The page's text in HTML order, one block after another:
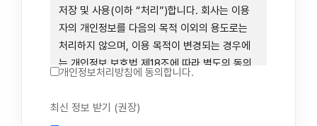
제1장 총칙
제1조 (목적)
저장 및 사용(이하 “처리”)합니다. 회사는 이용
자의 개인정보를 다음의 목적 이외의 용도로는
처리하지 않으며, 이용 목적이 변경되는 경우에
는 개인정보 보호법 제18조에 따라 별도의 동의
를 받는 등 법령상 필요한 조치를 이행합니다.
인 동의 진행, 이용자 및 법정대리인의 본인 확
개인정보처리방침에 동의합니다.
최신 정보 받기 (권장)